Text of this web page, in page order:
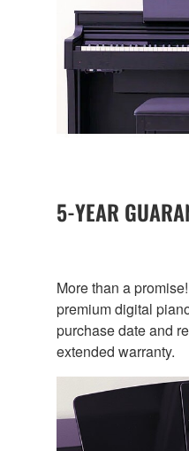
5-YEAR
More than a
premium digital
purchase date and
extended warranty.